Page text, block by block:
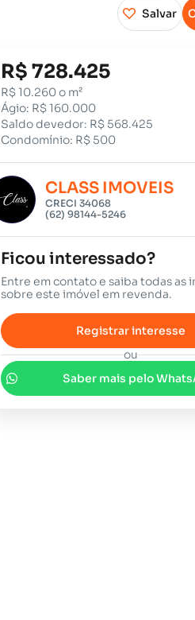
Salvar
R$ 728.425
R$ 10.260 o m²
Ágio: R$ 160.000
Saldo devedor: R$ 568.425
Condomínio: R$ 500
CLASS IMOVEIS
CRECI 34068
(62) 98144-5246
Ficou interessado?
Entre em contato e saiba todas as
sobre este imóvel em revenda.
Registrar interesse
ou
Saber mais pelo